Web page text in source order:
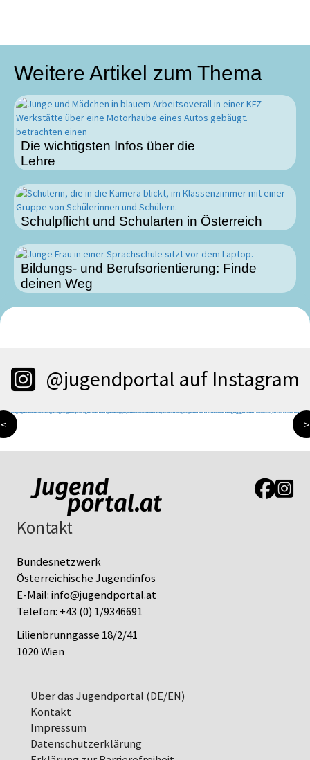
Weitere Artikel zum Thema
Die wichtigsten Infos über die
Lehre
Schulpflicht und Schularten in Österreich
Bildungs- und Berufsorientierung: Finde
deinen Weg
@jugendportal auf Instagram
< >
Link zur
Link
Kontakt
Bundesnetzwerk
Österreichische Jugendinfos
E-Mail:info@jugendportal.at
Telefon:+43 (0) 1/9346691
Lilienbrunngasse 18/2/41
1020 Wien
Über das Jugendportal (DE/EN)
Kontakt
Impressum
Datenschutz­erklärung